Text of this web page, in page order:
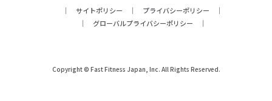
サイトポリシー
プライバシーポリシー
グローバルプライバシーポリシー
Copyright © Fast Fitness Japan, Inc. All Rights Reserved.